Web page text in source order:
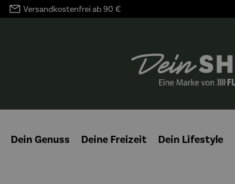
Versandkostenfrei ab 90 €
Dein Genuss Deine Freizeit Dein Lifestyle